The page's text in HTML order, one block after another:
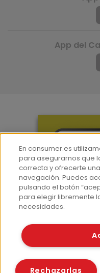
Corpus
App del
©
En consumer.es
para asegurarnos que
correcta y ofrecerte
navegación. Puedes
pulsando el botón
para elegir libremente
necesidades.
Rechazarlas